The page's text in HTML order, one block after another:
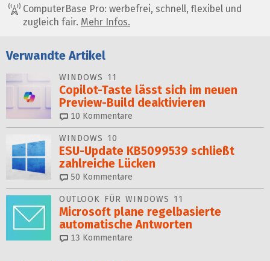
ComputerBase Pro: werbefrei, schnell, flexibel und
zugleich fair. Mehr Infos.
Verwandte Artikel
WINDOWS 11
Copilot-Taste lässt sich im neuen
Preview-Build deakti­vie­ren
10 Kommentare
WINDOWS 10
ESU-Update KB5099539 schließt
zahlreiche Lücken
50 Kommentare
OUTLOOK FÜR WINDOWS 11
Microsoft plane regel­ba­sier­te
automati­sche Antworten
13 Kommentare